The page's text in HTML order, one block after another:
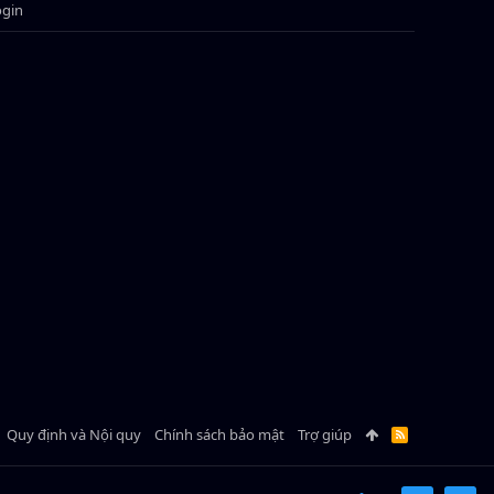
Quy định và Nội quy Chính sách bảo mật Trợ giúp
R
S